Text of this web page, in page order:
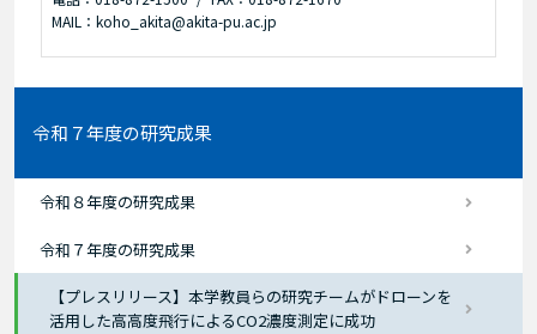
MAIL：koho_akita@akita-pu.ac.jp
令和７年度の研究成果
令和８年度の研究成果
令和７年度の研究成果
【プレスリリース】本学教員らの研究チームがドローンを
活用した高高度飛行によるCO2濃度測定に成功